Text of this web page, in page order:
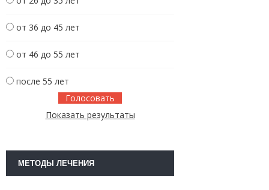
от 36 до 45 лет
от 46 до 55 лет
после 55 лет
Показать результаты
МЕТОДЫ ЛЕЧЕНИЯ